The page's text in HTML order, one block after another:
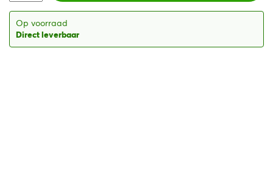
€6,35.€5,40.
Op voorraad
Direct leverbaar